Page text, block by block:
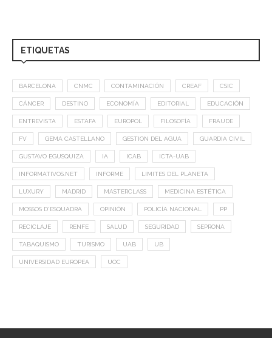
ETIQUETAS
BARCELONA CNMC CONTAMINACIÓN CREAF CSIC
CÁNCER DESTINO ECONOMÍA EDITORIAL EDUCACIÓN
ENTREVISTA ESTAFA EUROPOL FILOSOFÍA FRAUDE
FV GEMA CASTELLANO GESTION DEL AGUA GUARDIA CIVIL
GUSTAVO EGUSQUIZA IA ICAB ICTA-UAB
INFORMATIVOS.NET INFORME LIMITES DEL PLANETA
LUXURY MADRID MASTERCLASS MEDICINA ESTÉTICA
MOSSOS D'ESQUADRA OPINIÓN POLICÍA NACIONAL PP
RECICLAJE RENFE SALUD SEGURIDAD SEPRONA
TABAQUISMO TURISMO UAB UB
UNIVERSIDAD EUROPEA UOC